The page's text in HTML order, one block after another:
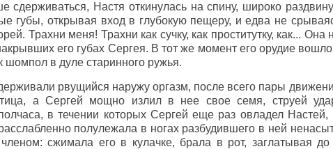
сдерживаться, Настя откинулась на спину, широко
губы, открывая вход в глубокую пещеру, и едва не
Трахни меня! Трахни как сучку, как проститутку, как... Она
его губах Сергея. В тот же момент его орудие
шомпол в дуле старинного ружья.
рвущийся наружу оргазм, после всего пары
а Сергей мощно излил в нее свое семя, струей
в течении которых Сергей еще раз овладел Настей,
полулежала в ногах разбудившего в ней
сжимала его в кулачке, брала в рот, заглатывая